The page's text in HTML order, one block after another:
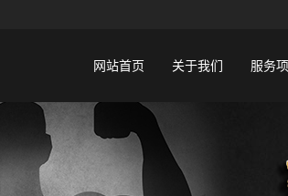
网站首页 关于我们 服务